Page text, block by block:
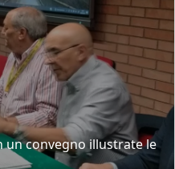
un convegno illustrate le